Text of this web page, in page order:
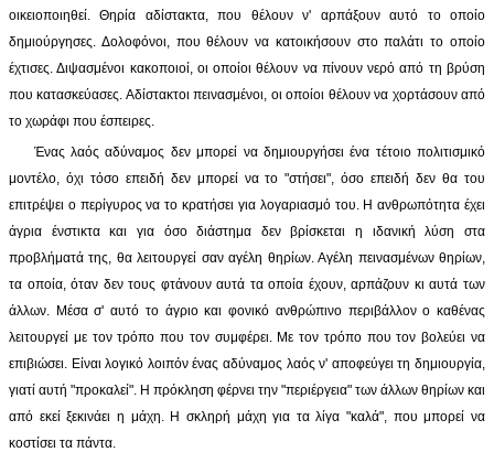
οικειοποιηθεί. Θηρία αδίστακτα, που θέλουν ν' αρπάξουν αυτό το οποίο
δημιούργησες. Δολοφόνοι, που θέλουν να κατοικήσουν στο παλάτι το οποίο
έχτισες. Διψασμένοι κακοποιοί, οι οποίοι θέλουν να πίνουν νερό από τη βρύση
που κατασκεύασες. Αδίστακτοι πεινασμένοι, οι οποίοι θέλουν να χορτάσουν από
το χωράφι που έσπειρες.
Ένας λαός αδύναμος δεν μπορεί να δημιουργήσει ένα τέτοιο πολιτισμικό
μοντέλο, όχι τόσο επειδή δεν μπορεί να το "στήσει", όσο επειδή δεν θα του
επιτρέψει ο περίγυρος να το κρατήσει για λογαριασμό του. Η ανθρωπότητα έχει
άγρια ένστικτα και για όσο διάστημα δεν βρίσκεται η ιδανική λύση στα
προβλήματά της, θα λειτουργεί σαν αγέλη θηρίων. Αγέλη πεινασμένων θηρίων,
τα οποία, όταν δεν τους φτάνουν αυτά τα οποία έχουν, αρπάζουν κι αυτά των
άλλων. Μέσα σ' αυτό το άγριο και φονικό ανθρώπινο περιβάλλον ο καθένας
λειτουργεί με τον τρόπο που τον συμφέρει. Με τον τρόπο που τον βολεύει να
επιβιώσει. Είναι λογικό λοιπόν ένας αδύναμος λαός ν' αποφεύγει τη δημιουργία,
γιατί αυτή "προκαλεί". Η πρόκληση φέρνει την "περιέργεια" των άλλων θηρίων και
από εκεί ξεκινάει η μάχη. Η σκληρή μάχη για τα λίγα "καλά", που μπορεί να
κοστίσει τα πάντα.